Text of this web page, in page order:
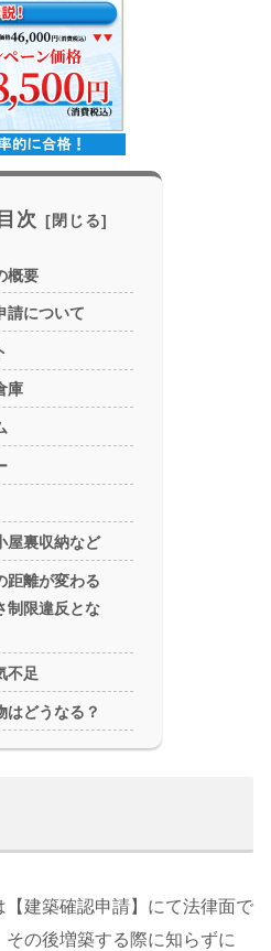
目次
概要
請について
庫
屋裏収納など
距離が変わる
制限違反とな
不足
はどうなる？
建築確認申請】にて法律面で
の後増築する際に知らずに